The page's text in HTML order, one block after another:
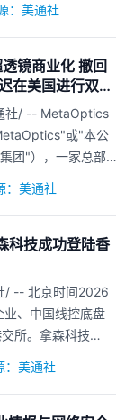
...代码：YXT）
约105万美元的注
YXT.com是一家总
力解决方案提供
款，公司已同意向
份美国存托股份
价格为7.00美元。
：美通社
商业化 撤回
在美国进行双重
社/ -- MetaOptics
或"本公
团"），一家总部
司撤回其上市申
（下称"本次撤
席程章金先生表
略规划中的关键
键市场及核心客户
缘政治不确定性、
动、持续的技术变
：美通社
科技成功登陆香
/ -- 北京时间2026
、中国线控底盘
所。拿森科技
元。 启明创投于
的A轮融资，并在B
：美通社